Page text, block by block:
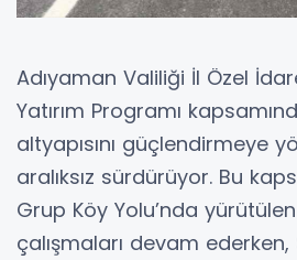
Adıyaman Valiliği İl Özel
Yatırım Programı
altyapısını güçlendirmeye
aralıksız sürdürüyor. Bu
Grup Köy Yolu’nda
çalışmaları devam ederken,